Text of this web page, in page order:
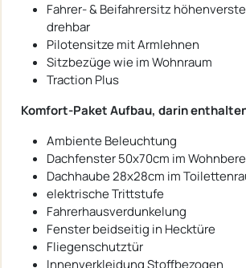
Fahrer- & Beifahrersitz
drehbar
Pilotensitze mit Armlehnen
Sitzbezüge wie im Wohnraum
Traction Plus
Komfort-Paket Aufbau, darin
Ambiente Beleuchtung
Dachfenster 50x70cm im
Dachhaube 28x28cm im
elektrische Trittstufe
Fahrerhausverdunkelung
Fenster beidseitig in Hecktüre
Fliegenschutztür
Innenverkleidung Stoffbezogen